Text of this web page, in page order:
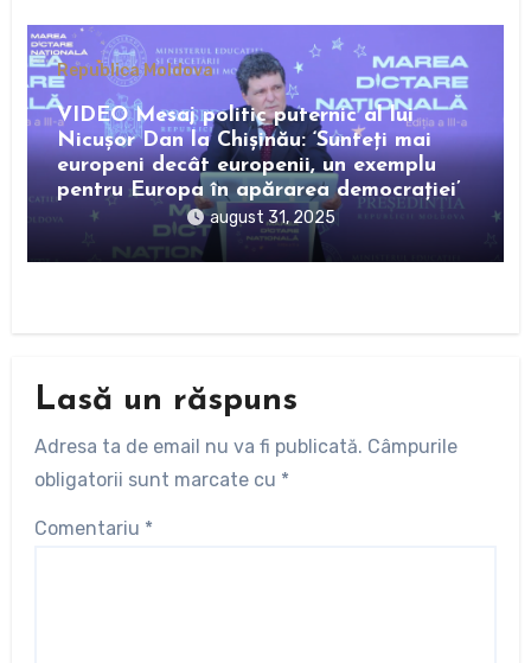
Republica Moldova
VIDEO Mesaj politic puternic al lui
Nicușor Dan la Chișinău: ‘Sunteți mai
europeni decât europenii, un exemplu
pentru Europa în apărarea democrației’
august 31, 2025
Lasă un răspuns
Adresa ta de email nu va fi publicată. Câmpurile
obligatorii sunt marcate cu *
Comentariu *